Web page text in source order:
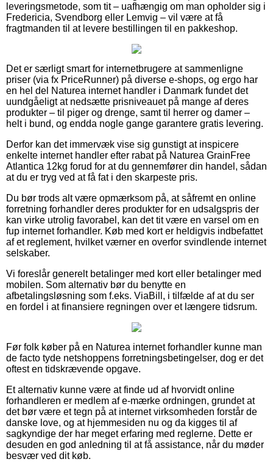
leveringsmetode, som tit – uafhængig om man opholder sig i
Fredericia, Svendborg eller Lemvig – vil være at få
fragtmanden til at levere bestillingen til en pakkeshop.
Det er særligt smart for internetbrugere at sammenligne
priser (via fx PriceRunner) på diverse e-shops, og ergo har
en hel del Naturea internet handler i Danmark fundet det
uundgåeligt at nedsætte prisniveauet på mange af deres
produkter – til piger og drenge, samt til herrer og damer –
helt i bund, og endda nogle gange garantere gratis levering.
Derfor kan det immervæk vise sig gunstigt at inspicere
enkelte internet handler efter rabat på Naturea GrainFree
Atlantica 12kg forud for at du gennemfører din handel, sådan
at du er tryg ved at få fat i den skarpeste pris.
Du bør trods alt være opmærksom på, at såfremt en online
forretning forhandler deres produkter for en udsalgspris der
kan virke utrolig favorabel, kan det tit være en varsel om en
fup internet forhandler. Køb med kort er heldigvis indbefattet
af et reglement, hvilket værner en overfor svindlende internet
selskaber.
Vi foreslår generelt betalinger med kort eller betalinger med
mobilen. Som alternativ bør du benytte en
afbetalingsløsning som f.eks. ViaBill, i tilfælde af at du ser
en fordel i at finansiere regningen over et længere tidsrum.
Før folk køber på en Naturea internet forhandler kunne man
de facto tyde netshoppens forretningsbetingelser, dog er det
oftest en tidskrævende opgave.
Et alternativ kunne være at finde ud af hvorvidt online
forhandleren er medlem af e-mærke ordningen, grundet at
det bør være et tegn på at internet virksomheden forstår de
danske love, og at hjemmesiden nu og da kigges til af
sagkyndige der har meget erfaring med reglerne. Dette er
desuden en god anledning til at få assistance, når du møder
besvær ved dit køb.